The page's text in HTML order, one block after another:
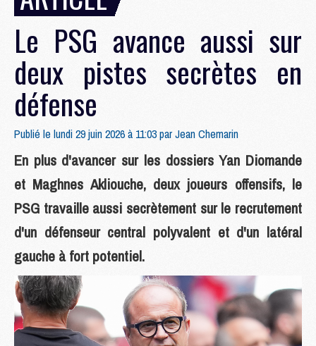
Le PSG avance aussi sur
deux pistes secrètes en
défense
Publié le lundi 29 juin 2026 à 11:03 parJean Chemarin
En plus d'avancer sur les dossiers Yan Diomande
et Maghnes Akliouche, deux joueurs offensifs, le
PSG travaille aussi secrètement sur le recrutement
d'un défenseur central polyvalent et d'un latéral
gauche à fort potentiel.